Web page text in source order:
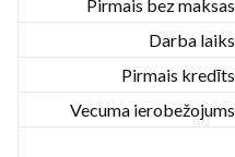
Pirmais bez maksas
Darba laiks
Pirmais kredīts
Vecuma ierobežojums